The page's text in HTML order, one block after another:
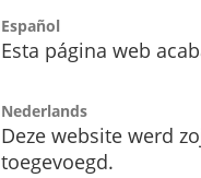
Español
Esta página web
Nederlands
Deze website werd
toegevoegd.